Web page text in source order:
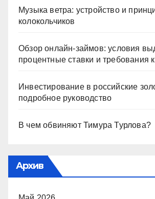
Музыка ветра: устройство и
колокольчиков
Обзор онлайн-займов: условия
процентные ставки и требования
Инвестирование в российские
подробное руководство
В чем обвиняют Тимура Турлова?
Архив